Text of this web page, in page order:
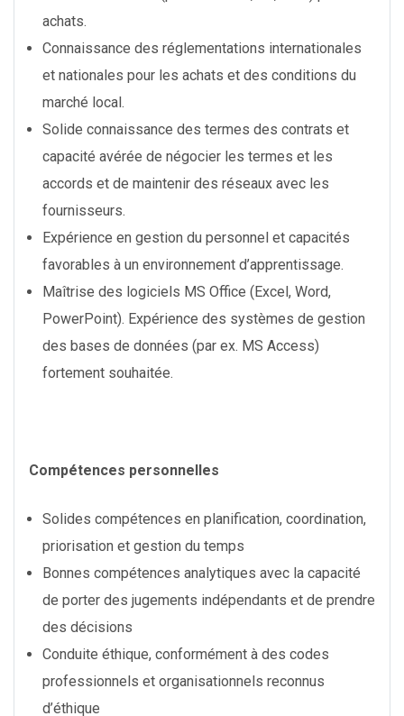
achats.
Connaissance des réglementations internationales
et nationales pour les achats et des conditions du
marché local.
Solide connaissance des termes des contrats et
capacité avérée de négocier les termes et les
accords et de maintenir des réseaux avec les
fournisseurs.
Expérience en gestion du personnel et capacités
favorables à un environnement d’apprentissage.
Maîtrise des logiciels MS Office (Excel, Word,
PowerPoint). Expérience des systèmes de gestion
des bases de données (par ex. MS Access)
fortement souhaitée.
Compétences personnelles
Solides compétences en planification, coordination,
priorisation et gestion du temps
Bonnes compétences analytiques avec la capacité
de porter des jugements indépendants et de prendre
des décisions
Conduite éthique, conformément à des codes
professionnels et organisationnels reconnus
d’éthique